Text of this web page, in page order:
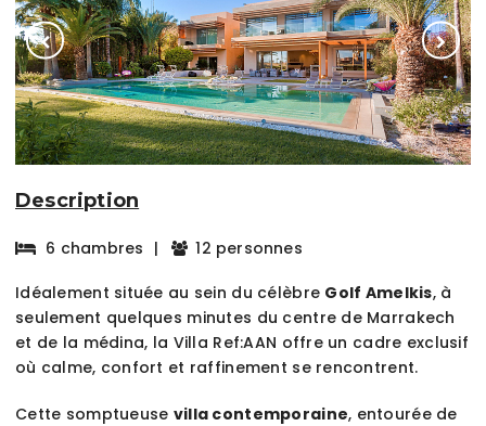
Description
6 chambres | 12 personnes
Idéalement située au sein du célèbre Golf Amelkis, à
seulement quelques minutes du centre de Marrakech
et de la médina, la Villa Ref:AAN offre un cadre exclusif
où calme, confort et raffinement se rencontrent.
Cette somptueuse villa contemporaine, entourée de